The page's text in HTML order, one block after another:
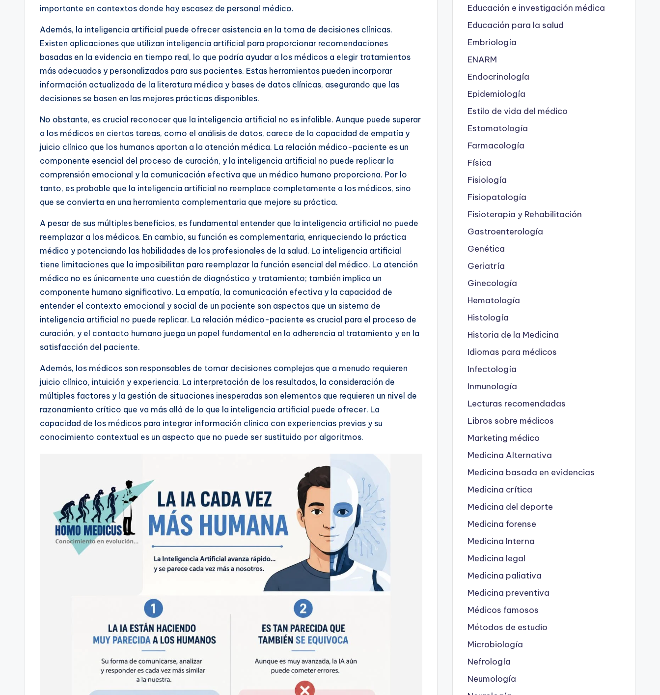
importante en contextos donde hay escasez de personal médico.
Además, la inteligencia artificial puede ofrecer asistencia en la toma de decisiones clínicas.
Existen aplicaciones que utilizan inteligencia artificial para proporcionar recomendaciones
basadas en la evidencia en tiempo real, lo que podría ayudar a los médicos a elegir tratamientos
más adecuados y personalizados para sus pacientes. Estas herramientas pueden incorporar
información actualizada de la literatura médica y bases de datos clínicas, asegurando que las
decisiones se basen en las mejores prácticas disponibles.
No obstante, es crucial reconocer que la inteligencia artificial no es infalible. Aunque puede superar
a los médicos en ciertas tareas, como el análisis de datos, carece de la capacidad de empatía y
juicio clínico que los humanos aportan a la atención médica. La relación médico-paciente es un
componente esencial del proceso de curación, y la inteligencia artificial no puede replicar la
comprensión emocional y la comunicación efectiva que un médico humano proporciona. Por lo
tanto, es probable que la inteligencia artificial no reemplace completamente a los médicos, sino
que se convierta en una herramienta complementaria que mejore su práctica.
A pesar de sus múltiples beneficios, es fundamental entender que la inteligencia artificial no puede
reemplazar a los médicos. En cambio, su función es complementaria, enriqueciendo la práctica
médica y potenciando las habilidades de los profesionales de la salud. La inteligencia artificial
tiene limitaciones que la imposibilitan para reemplazar la función esencial del médico. La atención
médica no es únicamente una cuestión de diagnóstico y tratamiento; también implica un
componente humano significativo. La empatía, la comunicación efectiva y la capacidad de
entender el contexto emocional y social de un paciente son aspectos que un sistema de
inteligencia artificial no puede replicar. La relación médico-paciente es crucial para el proceso de
curación, y el contacto humano juega un papel fundamental en la adherencia al tratamiento y en la
satisfacción del paciente.
Además, los médicos son responsables de tomar decisiones complejas que a menudo requieren
juicio clínico, intuición y experiencia. La interpretación de los resultados, la consideración de
múltiples factores y la gestión de situaciones inesperadas son elementos que requieren un nivel de
razonamiento crítico que va más allá de lo que la inteligencia artificial puede ofrecer. La
capacidad de los médicos para integrar información clínica con experiencias previas y su
conocimiento contextual es un aspecto que no puede ser sustituido por algoritmos.
Educación e investigación médica
Educación para la salud
Embriología
ENARM
Endocrinología
Epidemiología
Estilo de vida del médico
Estomatología
Farmacología
Física
Fisiología
Fisiopatología
Fisioterapia y Rehabilitación
Gastroenterología
Genética
Geriatría
Ginecología
Hematología
Histología
Historia de la Medicina
Idiomas para médicos
Infectología
Inmunología
Lecturas recomendadas
Libros sobre médicos
Marketing médico
Medicina Alternativa
Medicina basada en evidencias
Medicina crítica
Medicina del deporte
Medicina forense
Medicina Interna
Medicina legal
Medicina paliativa
Medicina preventiva
Médicos famosos
Métodos de estudio
Microbiología
Nefrología
Neumología